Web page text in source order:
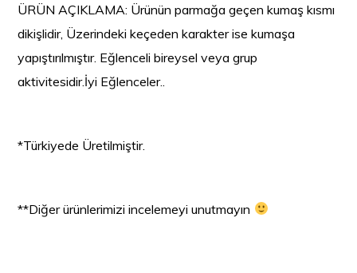
ÜRÜN AÇIKLAMA: Ürünün parmağa geçen kumaş kısmı
dikişlidir, Üzerindeki keçeden karakter ise kumaşa
yapıştırılmıştır. Eğlenceli bireysel veya grup
aktivitesidir.İyi Eğlenceler..
*Türkiyede Üretilmiştir.
**Diğer ürünlerimizi incelemeyi unutmayın